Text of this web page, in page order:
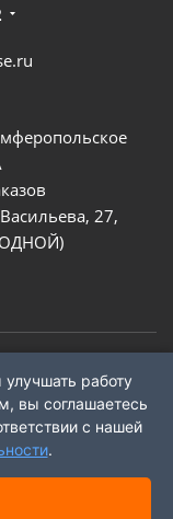
27,
работу
вы соглашаетесь
с нашей
.